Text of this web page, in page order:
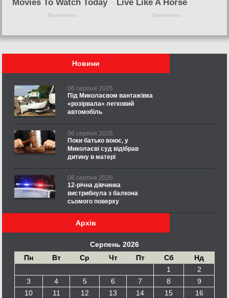
Новини
06 серпня 2026
Під Миколаєвом вантажівка
«розірвала» легковий
автомобіль
06 серпня 2026
Поки батько воює, у
Миколаєві суд відібрав
дитину в матері
06 серпня 2026
12-річна дівчинка
вистрибнула з балкона
сьомого поверху
Архів
Серпень 2026
Пн
Вт Ср Чт Пт Сб
Нд
1
2
3
4 5 6 7 8
9
10
11 12 13 14 15
16